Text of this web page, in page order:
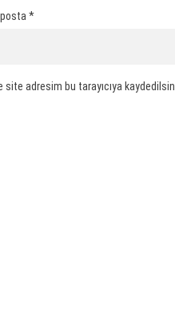
posta *
adresim bu tarayıcıya kaydedilsin.